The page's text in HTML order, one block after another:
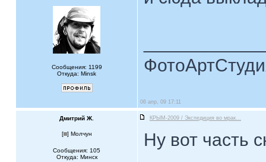
Сообщения: 1199
Откуда: Minsk
06 апр, 09 17:11
Дмитрий Ж. КРЫМ-2009 / Экспедиция во мрак...
[ ] Молчун
Сообщения: 105
Откуда: Минск
Ну вот часть